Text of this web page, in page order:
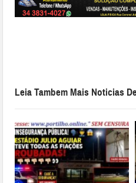
Leia Tambem Mais Noticias